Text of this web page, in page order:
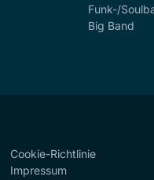
Funk-/
Big Band
Cookie-Richtlinie
Impressum